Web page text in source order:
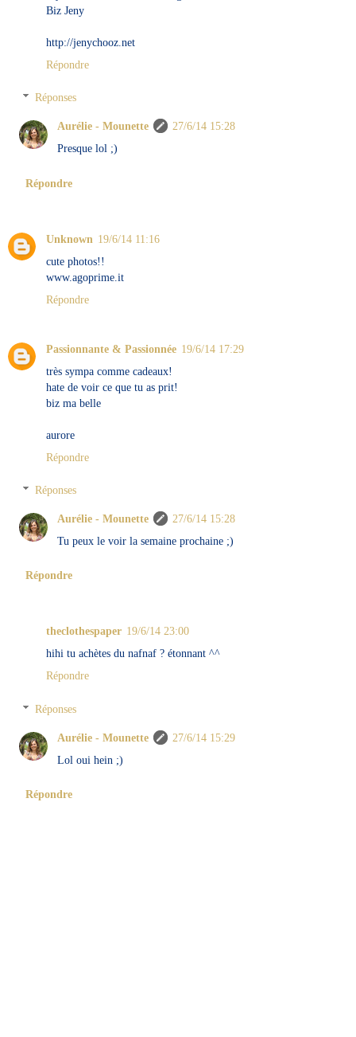
Biz Jeny
http://jenychooz.net
Répondre
Réponses
Aurélie - Mounette
27/6/14 15:28
Presque lol ;)
Répondre
Unknown 19/6/14 11:16
cute photos!!
www.agoprime.it
Répondre
Passionnante & Passionnée 19/6/14 17:29
très sympa comme cadeaux!
hate de voir ce que tu as prit!
biz ma belle
aurore
Répondre
Réponses
Aurélie - Mounette
27/6/14 15:28
Tu peux le voir la semaine prochaine ;)
Répondre
theclothespaper 19/6/14 23:00
hihi tu achètes du nafnaf ? étonnant ^^
Répondre
Réponses
Aurélie - Mounette
27/6/14 15:29
Lol oui hein ;)
Répondre